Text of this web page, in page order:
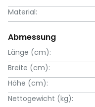
Material:
Abmessung
Länge (cm):
Breite (cm):
Höhe (cm):
Nettogewicht (kg):